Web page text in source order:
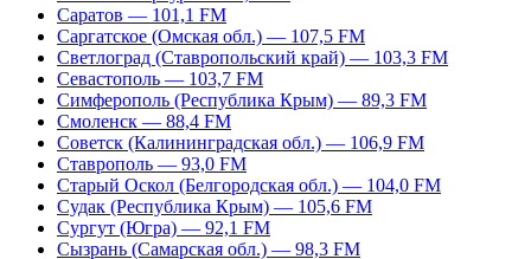
Саратов — 101,1 FM
Саргатское (Омская обл.) — 107,5 FM
Светлоград (Ставропольский край) — 103,3 FM
Севастополь — 103,7 FM
Симферополь (Республика Крым) — 89,3 FM
Смоленск — 88,4 FM
Советск (Калининградская обл.) — 106,9 FM
Ставрополь — 93,0 FM
Старый Оскол (Белгородская обл.) — 104,0 FM
Судак (Республика Крым) — 105,6 FM
Сургут (Югра) — 92,1 FM
Сызрань (Самарская обл.) — 98,3 FM